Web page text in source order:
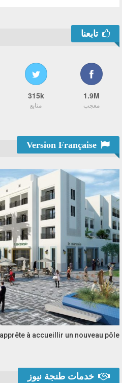
تابعنا
1.9M
معجب
315k
متابع
à accueillir un nouveau pôle…
خدمات طنجة نيوز